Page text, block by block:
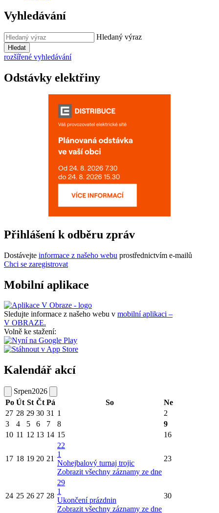
Vyhledávání
Hledaný výraz
Hledat
rozšířené vyhledávání
Odstávky elektřiny
Přihlášení k odběru zpráv
Dostávejte informace z našeho webu prostřednictvím e-mailů
Chci se zaregistrovat
Mobilní aplikace
Sledujte informace z našeho webu v mobilní aplikaci –
V OBRAZE.
Volně ke stažení:
Kalendář akcí
Srpen2026
Po Út St Čt Pá So
Ne
27 28 29 30 31 1
2
3
4 5 6 7 8
9
10 11 12 13 14 15 16
17 18 19 20 21
22
1
Nohejbalový turnaj trojic
Zobrazit všechny záznamy ze dne
23
24 25 26 27 28
29
1
Ukončení prázdnin
Zobrazit všechny záznamy ze dne
30